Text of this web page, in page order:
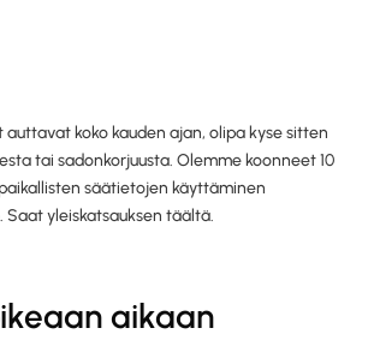
auttavat koko kauden ajan, olipa kyse sitten
tai sadonkorjuusta. Olemme koonneet 10
säätietojen käyttäminen
Saat yleiskatsauksen täältä.
aikaan